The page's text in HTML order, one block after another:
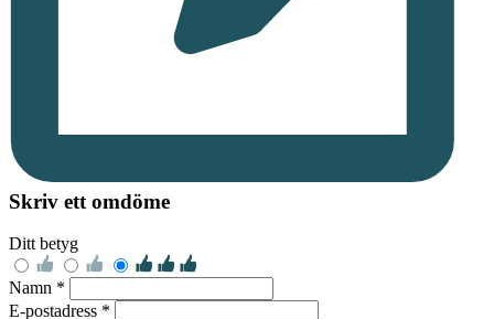
Skriv ett omdöme
Ditt betyg
Namn *
E-postadress *